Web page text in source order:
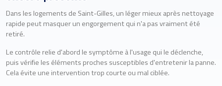
Dans les logements de Saint-Gilles, un léger mieux après nettoyage
rapide peut masquer un engorgement qui n'a pas vraiment été
retiré.
Le contrôle relie d'abord le symptôme à l'usage qui le déclenche,
puis vérifie les éléments proches susceptibles d'entretenir la panne.
Cela évite une intervention trop courte ou mal ciblée.